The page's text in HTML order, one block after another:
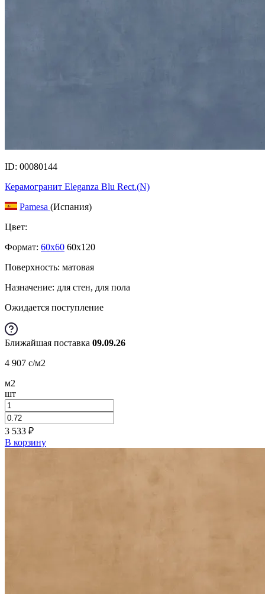
ID: 00080144
Керамогранит Eleganza Blu Rect.(N)
Pamesa (Испания)
Цвет:
Формат: 60x60 60x120
Поверхность: матовая
Назначение: для стен, для пола
Ожидается поступление
Ближайшая поставка 09.09.26
4 907 c/м2
м2
шт
3 533 ₽
В корзину